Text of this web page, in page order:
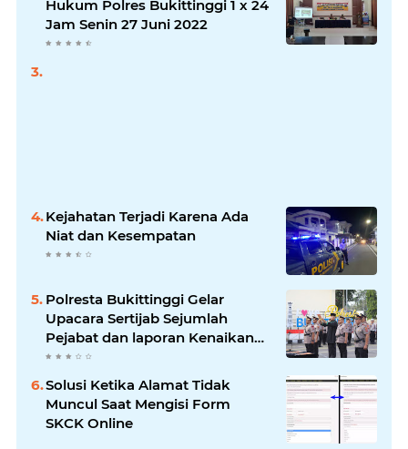
Hukum Polres Bukittinggi 1 x 24
Jam Senin 27 Juni 2022
Kejahatan Terjadi Karena Ada
Niat dan Kesempatan
Polresta Bukittinggi Gelar
Upacara Sertijab Sejumlah
Pejabat dan laporan Kenaikan
Pangkat Pengabdian
Solusi Ketika Alamat Tidak
Muncul Saat Mengisi Form
SKCK Online